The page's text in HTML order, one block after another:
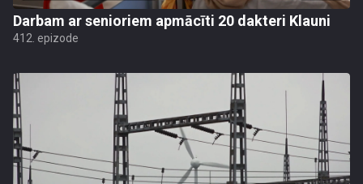
Darbam ar senioriem apmācīti 20 dakteri Klauni
412. epizode